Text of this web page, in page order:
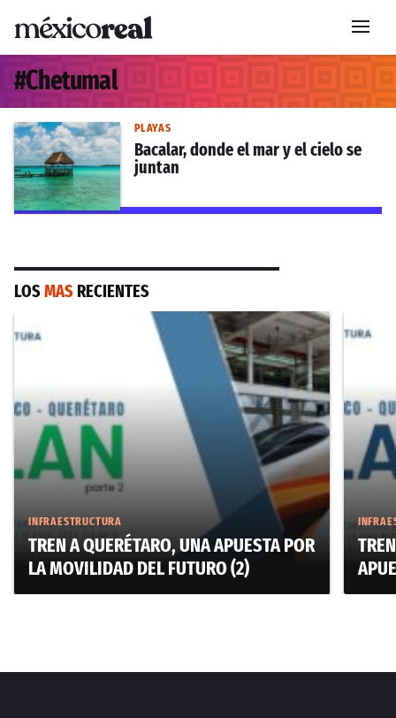
#Chetumal
PLAYAS
Bacalar, donde el mar y el cielo se
juntan
LOSMAS RECIENTES
INFRAESTRUCTURA
TREN A QUERÉTARO, UNA APUESTA POR
LA MOVILIDAD DEL FUTURO (2)